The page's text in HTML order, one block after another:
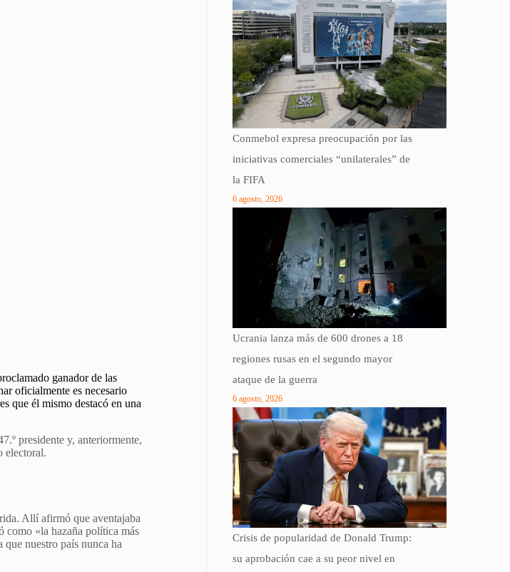
ganador de las
oficialmente es necesario
que él mismo destacó en una
presidente y, anteriormente,
electoral.
Allí afirmó que aventajaba
«la hazaña política más
nuestro país nunca ha
Conmebol expresa preocupación por las
iniciativas comerciales “unilaterales” de
la FIFA
6 agosto, 2026
Ucrania lanza más de 600 drones a 18
regiones rusas en el segundo mayor
ataque de la guerra
6 agosto, 2026
Crisis de popularidad de Donald Trump:
su aprobación cae a su peor nivel en